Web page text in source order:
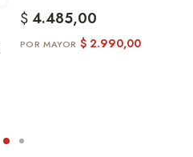
$4.485,00
$2.990,00